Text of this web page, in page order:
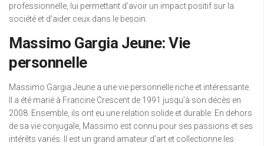
professionnelle, lui permettant d’avoir un impact positif sur la
société et d’aider ceux dans le besoin.
Massimo Gargia Jeune: Vie
personnelle
Massimo Gargia Jeune a une vie personnelle riche et intéressante.
Il a été marié à Francine Crescent de 1991 jusqu’à son décès en
2008. Ensemble, ils ont eu une relation solide et durable. En dehors
de sa vie conjugale, Massimo est connu pour ses passions et ses
intérêts variés. Il est un grand amateur d’art et collectionne les